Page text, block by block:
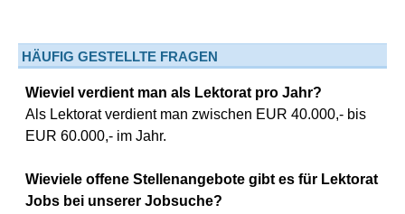
HÄUFIG GESTELLTE FRAGEN
Wieviel verdient man als Lektorat pro Jahr?
Als Lektorat verdient man zwischen EUR 40.000,- bis
EUR 60.000,- im Jahr.
Wieviele offene Stellenangebote gibt es für Lektorat
Jobs bei unserer Jobsuche?